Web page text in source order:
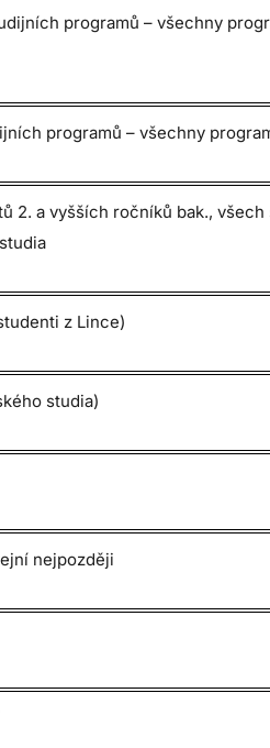
programů – všechny
programů – všechny
2. a vyšších ročníků bak., všech
z Lince)
studia)
nejpozději